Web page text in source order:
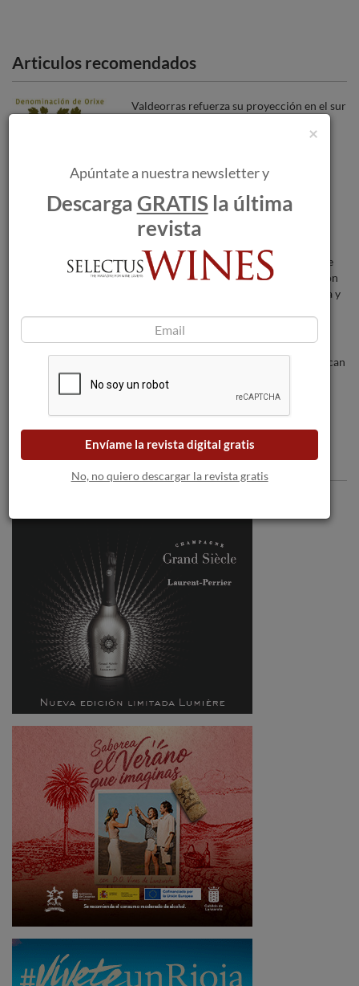
Articulos recomendados
Valdeorras refuerza su proyección en el sur
Algo está pasando en Finca Villacreces.
Más de 6.000 visitantes llenan la Milla de
Oro de Madrid para celebrar la 4ª Edición
de “Las Vendimias de LAVINIA de Ortega y
Los incendios forestales amenazan a las
bodegas a medida que las llamas se acercan
a Burdeos.
Comentarios
×
Apúntate a nuestra newsletter y
DescargaGRATIS la última
revista
Envíame la revista digital gratis
No, no quiero descargar la revista gratis